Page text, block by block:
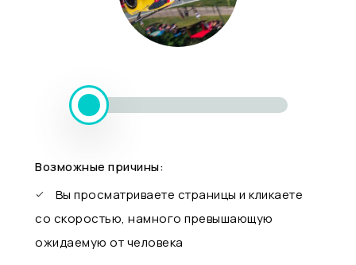
Возможные причины:
Вы просматриваете страницы и кликаете
со скоростью, намного превышающую
ожидаемую от человека